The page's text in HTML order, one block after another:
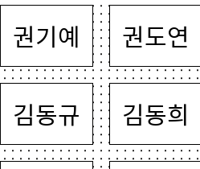
권기예 권도연
김동규 김동희